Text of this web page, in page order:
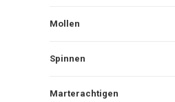
Mollen
Spinnen
Marterachtigen